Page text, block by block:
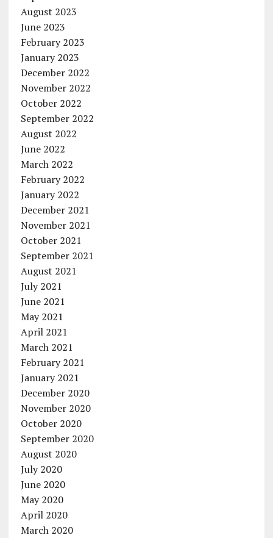
August 2023
June 2023
February 2023
January 2023
December 2022
November 2022
October 2022
September 2022
August 2022
June 2022
March 2022
February 2022
January 2022
December 2021
November 2021
October 2021
September 2021
August 2021
July 2021
June 2021
May 2021
April 2021
March 2021
February 2021
January 2021
December 2020
November 2020
October 2020
September 2020
August 2020
July 2020
June 2020
May 2020
April 2020
March 2020